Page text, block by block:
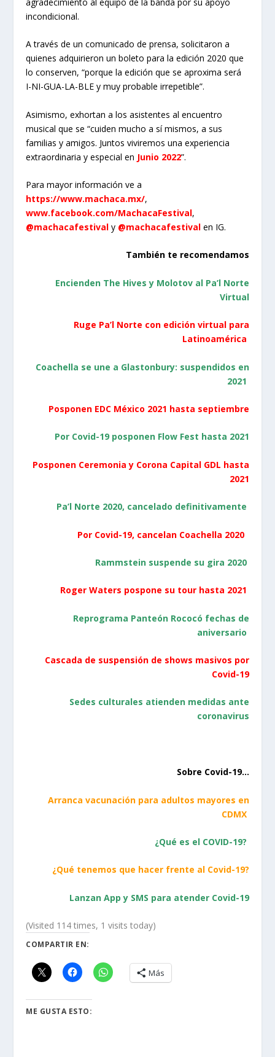
incondicional.
A través de un comunicado de prensa, solicitaron a
quienes adquirieron un boleto para la edición 2020 que
lo conserven, “porque la edición que se aproxima será
I-NI-GUA-LA-BLE y muy probable irrepetible”.
Asimismo, exhortan a los asistentes al encuentro
musical que se “cuiden mucho a sí mismos, a sus
familias y amigos. Juntos viviremos una experiencia
extraordinaria y especial en Junio 2022”.
Para mayor información ve a
https://www.machaca.mx/,
www.facebook.com/MachacaFestival,
@machacafestival y @machacafestivalen IG.
También te recomendamos
Encienden The Hives y Molotov al Pa’l Norte
Virtual
Ruge Pa’l Norte con edición virtual para
Latinoamérica
Coachella se une a Glastonbury: suspendidos en
2021
Posponen EDC México 2021 hasta septiembre
Por Covid-19 posponen Flow Fest hasta 2021
Posponen Ceremonia y Corona Capital GDL hasta
2021
Pa’l Norte 2020, cancelado definitivamente
Por Covid-19, cancelan Coachella 2020
Rammstein suspende su gira 2020
Roger Waters pospone su tour hasta 2021
Reprograma Panteón Rococó fechas de
aniversario
Cascada de suspensión de shows masivos por
Covid-19
Sedes culturales atienden medidas ante
coronavirus
Sobre Covid-19…
Arranca vacunación para adultos mayores en
CDMX
¿Qué es el COVID-19?
¿Qué tenemos que hacer frente al Covid-19?
Lanzan App y SMS para atender Covid-19
(Visited 114 times, 1 visits today)
COMPARTIR EN:
Más
ME GUSTA ESTO: